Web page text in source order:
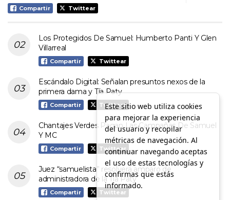
Compartir Twittear
Los Protegidos De Samuel: Humberto Panti Y Glen
Villarreal
Compartir Twittear
Escándalo Digital: Señalan presuntos nexos de la
primera dama y Tía Paty
Compartir Twittear
Chantajes Verdes Pagan Las Campañas De Samuel
Y MC
Compartir Twittear
Juez “samuelista” resolverá amparo de
administradora de la Tía Paty
Compartir Twittear
Este sitio web utiliza cookies
para mejorar la experiencia
del usuario y recopilar
métricas de navegación. Al
continuar navegando aceptas
el uso de estas tecnologías y
confirmas que estás
informado.